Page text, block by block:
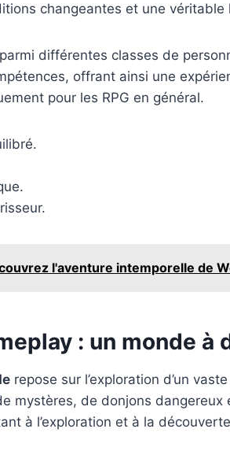
changeantes et une
différentes classes de
offrant ainsi une
pour les RPG en général.
l'aventure intemporelle de
: un monde à
repose sur l’exploration d’un
mystères, de donjons
à l’exploration et à la